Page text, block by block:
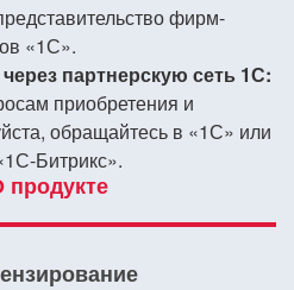
компьютере
свой пароль?
с помощью
фирм-
«1С».
партнерскую сеть 1С:
приобретения и
обращайтесь в «1С» или
Битрикс».
продукте